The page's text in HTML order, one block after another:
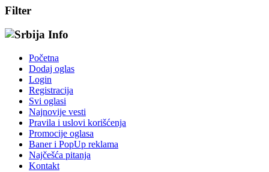
Filter
Početna
Dodaj oglas
Login
Registracija
Svi oglasi
Najnovije vesti
Pravila i uslovi korišćenja
Promocije oglasa
Baner i PopUp reklama
Najčešća pitanja
Kontakt